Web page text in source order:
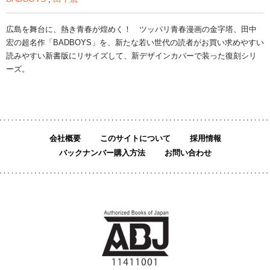
広島を舞台に、熱き青春が煌めく！ ツッパリ青春漫画の金字塔、田中
宏の超名作「BADBOYS」を、新たな若い世代の読者がお買い求めやすい
読みやすい新書版にリサイズして、新デザインカバーで装った復刻シリ
ーズ。
会社概要 このサイトについて
採用情報
バックナンバー購入方法
お問い合わせ